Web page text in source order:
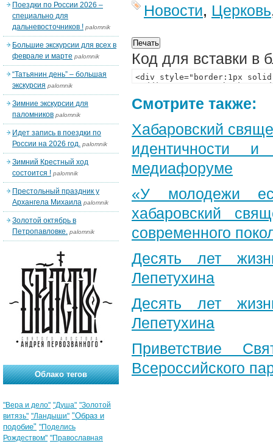
Новости, Церковь
Код для вставки в
Смотрите также:
Хабаровский
идентичности
медиафоруме
«У молодежи
хабаровский
современного
Десять лет
Лепетухина
Десять лет
Лепетухина
Приветствие
Всероссийского
Поездки по России 2026 –
специально для
дальневосточников ! palomnik
Большие экскурсии для всех в
феврале и марте palomnik
“Татьянин день” – большая
экскурсия palomnik
Зимние экскурсии для
паломников palomnik
Идет запись в поездки по
России на 2026 год. palomnik
Зимний Крестный ход
состоится ! palomnik
Престольный праздник у
Архангела Михаила palomnik
Золотой октябрь в
Петропавловке. palomnik
Облако тегов
"Вера и дело" "Душа" "Золотой
витязь" "Ландыши" "Образ и
подобие" "Поделись
Рождеством" "Православная